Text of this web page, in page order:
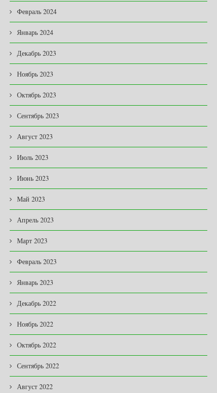
Февраль 2024
Январь 2024
Декабрь 2023
Ноябрь 2023
Октябрь 2023
Сентябрь 2023
Август 2023
Июль 2023
Июнь 2023
Май 2023
Апрель 2023
Март 2023
Февраль 2023
Январь 2023
Декабрь 2022
Ноябрь 2022
Октябрь 2022
Сентябрь 2022
Август 2022